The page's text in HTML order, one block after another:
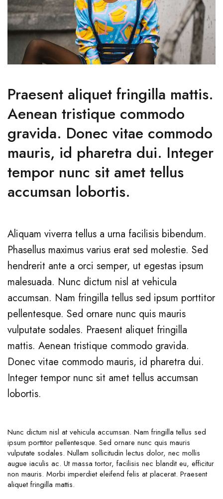
Praesent aliquet fringilla mattis.
Aenean tristique commodo
gravida. Donec vitae commodo
mauris, id pharetra dui. Integer
tempor nunc sit amet tellus
accumsan lobortis.
Aliquam viverra tellus a urna facilisis bibendum.
Phasellus maximus varius erat sed molestie. Sed
hendrerit ante a orci semper, ut egestas ipsum
malesuada. Nunc dictum nisl at vehicula
accumsan. Nam fringilla tellus sed ipsum porttitor
pellentesque. Sed ornare nunc quis mauris
vulputate sodales. Praesent aliquet fringilla
mattis. Aenean tristique commodo gravida.
Donec vitae commodo mauris, id pharetra dui.
Integer tempor nunc sit amet tellus accumsan
lobortis.
Nunc dictum nisl at vehicula accumsan. Nam fringilla tellus sed
ipsum porttitor pellentesque. Sed ornare nunc quis mauris
vulputate sodales. Nullam sollicitudin lectus dolor, nec mollis
augue iaculis ac. Ut massa tortor, facilisis nec blandit eu, efficitur
non mauris. Morbi imperdiet eleifend felis at placerat. Praesent
aliquet fringilla mattis.